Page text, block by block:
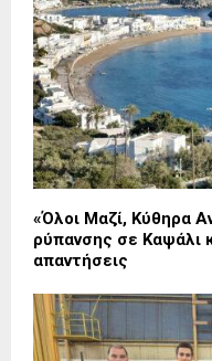
«Όλοι Μαζί, Κύθηρα
ρύπανσης σε Καψάλι
απαντήσεις